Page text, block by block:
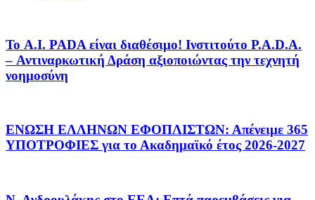
Το A.I. PADA είναι διαθέσιμο! Ινστιτούτο P.A.D.A.
– Αντιναρκωτική Δράση αξιοποιώντας την τεχνητή
νοημοσύνη
ΕΝΩΣΗ ΕΛΛΗΝΩΝ ΕΦΟΠΛΙΣΤΩΝ: Απένειμε 365
ΥΠΟΤΡΟΦΙΕΣ για το Ακαδημαϊκό έτος 2026-2027